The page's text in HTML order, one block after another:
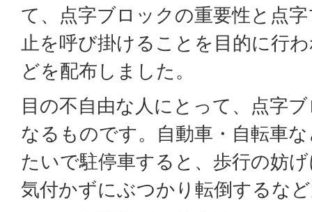
て、点字ブロックの重要性と点
止を呼び掛けることを目的に行
どを配布しました。
目の不自由な人にとって、点字
なるものです。自動車・自転車
たいで駐停車すると、歩行の妨
気付かずにぶつかり転倒するな